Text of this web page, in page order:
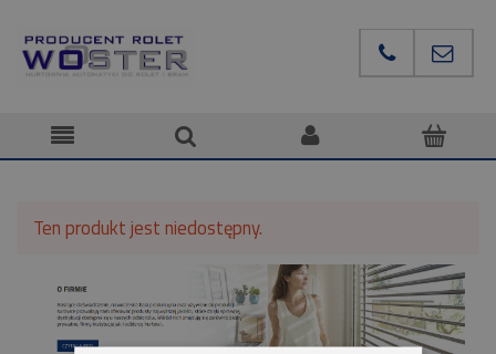
Ten produkt jest niedostępny.